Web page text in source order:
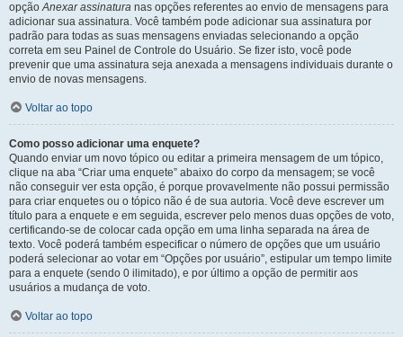
opçãoAnexar assinatura nas opções referentes ao envio de mensagens para
adicionar sua assinatura. Você também pode adicionar sua assinatura por
padrão para todas as suas mensagens enviadas selecionando a opção
correta em seu Painel de Controle do Usuário. Se fizer isto, você pode
prevenir que uma assinatura seja anexada a mensagens individuais durante o
envio de novas mensagens.
Voltar ao topo
Como posso adicionar uma enquete?
Quando enviar um novo tópico ou editar a primeira mensagem de um tópico,
clique na aba “Criar uma enquete” abaixo do corpo da mensagem; se você
não conseguir ver esta opção, é porque provavelmente não possui permissão
para criar enquetes ou o tópico não é de sua autoria. Você deve escrever um
título para a enquete e em seguida, escrever pelo menos duas opções de voto,
certificando-se de colocar cada opção em uma linha separada na área de
texto. Você poderá também especificar o número de opções que um usuário
poderá selecionar ao votar em “Opções por usuário”, estipular um tempo limite
para a enquete (sendo 0 ilimitado), e por último a opção de permitir aos
usuários a mudança de voto.
Voltar ao topo